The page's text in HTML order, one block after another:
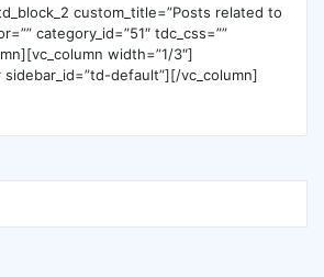
custom_title=”Posts related to
category_id=”51″ tdc_css=””
width=”1/3″]
sidebar_id=”td-default”][/vc_column]